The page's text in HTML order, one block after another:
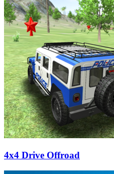
4x4 Drive Offroad